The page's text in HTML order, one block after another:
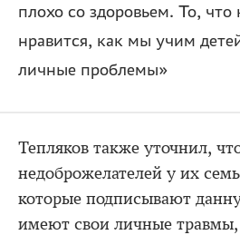
плохо со здоровьем. То, что
нравится, как мы учим
личные проблемы»
Тепляков также уточнил,
недоброжелателей у их
которые подписывают
имеют свои личные